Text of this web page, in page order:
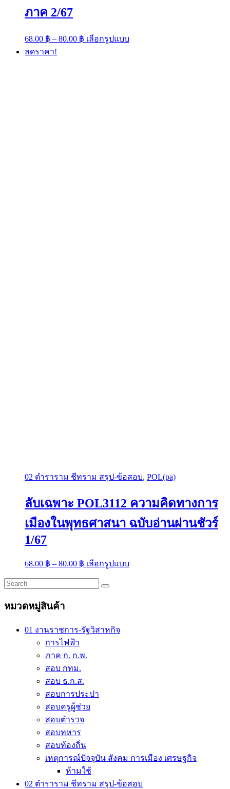
ภาค 2/67
68.00 ฿ – 80.00 ฿ Price
range:
เลือกรูปแบบ
product
ลดราคา!
02 ตำราราม ชีทราม สรุป-ข้อสอบ, POL(pa)
ลับเฉพาะ POL3112 ความคิดทางการ
เมืองในพุทธศาสนา ฉบับอ่านผ่านชัวร์
1/67
68.00 ฿ – 80.00 ฿ Price
range:
68.00 ฿
เลือกรูปแบบ
product
หมวดหมู่สินค้า
01 งานราชการ-รัฐวิสาหกิจ
การไฟฟ้า
ภาค ก. ก.พ.
สอบ กทม.
สอบ ธ.ก.ส.
สอบการประปา
สอบครูผู้ช่วย
สอบตำรวจ
สอบทหาร
สอบท้องถิ่น
เหตุการณ์ปัจจุบัน สังคม การเมือง เศรษฐกิจ
ห้ามใช้
02 ตำราราม ชีทราม สรุป-ข้อสอบ